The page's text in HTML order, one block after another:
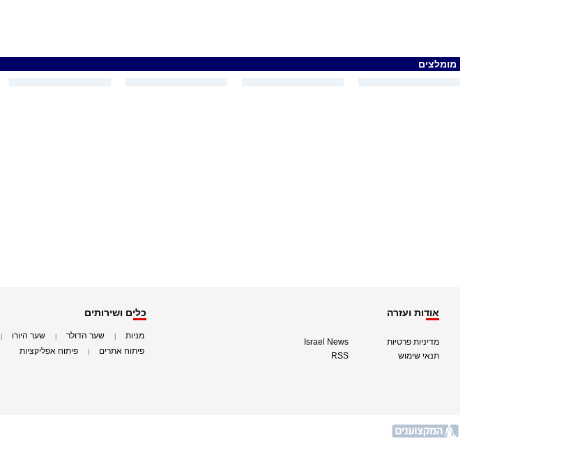
מומלצים
אודות ועזרה
מדיניות פרטיות
תנאי שימוש
Israel News
RSS
כלים ושירותים
מניות שער הדולר שער היורו
פיתוח אתרים פיתוח אפליקציות